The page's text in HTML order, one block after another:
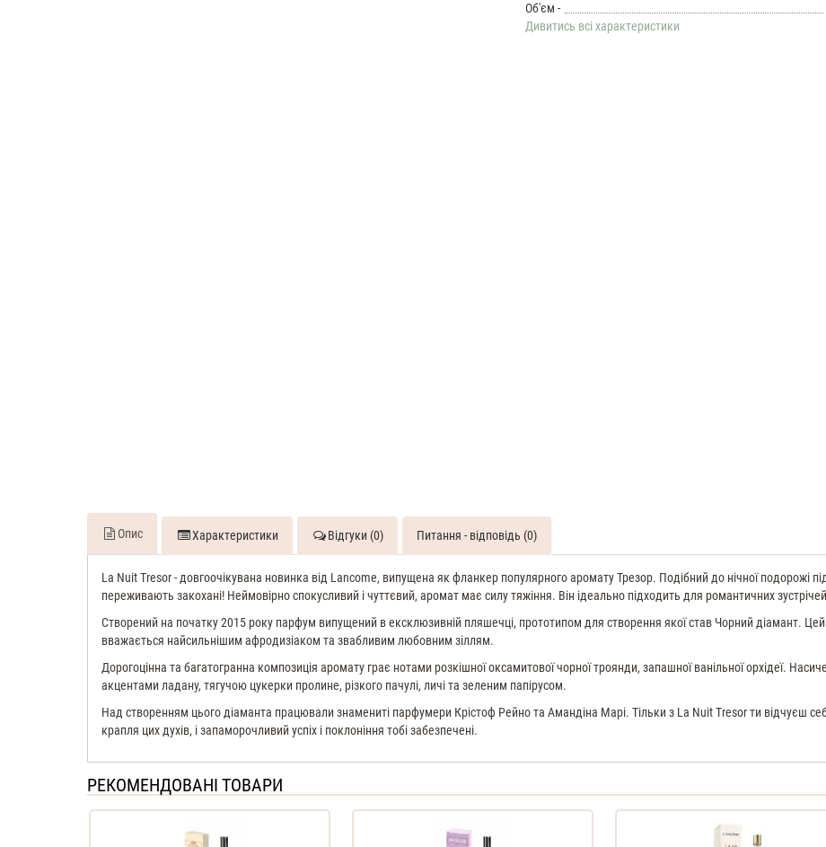
La
Nuit
Духи
жіночі
тестер
Об'єм -
Дивитись всі характеристики
Опис Характеристики Відгуки (0) Питання - відповідь (0)
La Nuit Tresor - довгоочікувана новинка від Lancome, випущена як фланкер популярного аромату Трезор. Подібний до нічної подорожі
переживають закохані! Неймовірно спокусливий і чуттєвий, аромат має силу тяжіння. Він ідеально підходить для романтичних зустрічей
Створений на початку 2015 року парфум випущений в ексклюзивній пляшечці, прототипом для створення якої став Чорний діамант.
вважається найсильнішим афродизіаком та звабливим любовним зіллям.
Дорогоцінна та багатогранна композиція аромату грає нотами розкішної оксамитової чорної троянди, запашної ванільної орхідеї.
акцентами ладану, тягучою цукерки пролине, різкого пачулі, личі та зеленим папірусом.
Над створенням цього діаманта працювали знамениті парфумери Крістоф Рейно та Амандіна Марі. Тільки з La Nuit Tresor ти відчуєш
крапля цих духів, і запаморочливий успіх і поклоніння тобі забезпечені.
РЕКОМЕНДОВАНІ ТОВАРИ